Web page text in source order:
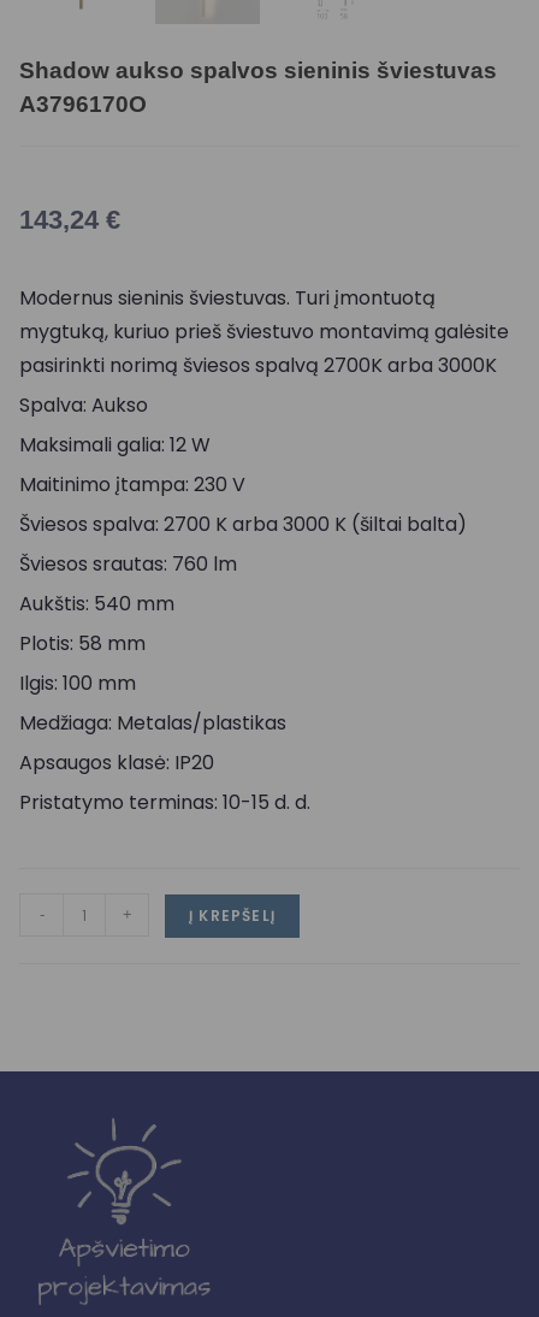
Shadow aukso spalvos sieninis šviestuvas
A3796170O
143,24 €
Modernus sieninis šviestuvas. Turi įmontuotą
mygtuką, kuriuo prieš šviestuvo montavimą galėsite
pasirinkti norimą šviesos spalvą 2700K arba 3000K
Spalva: Aukso
Maksimali galia: 12 W
Maitinimo įtampa: 230 V
Šviesos spalva: 2700 K arba 3000 K (šiltai balta)
Šviesos srautas: 760 lm
Aukštis: 540 mm
Plotis: 58 mm
Ilgis: 100 mm
Medžiaga: Metalas/plastikas
Apsaugos klasė: IP20
Pristatymo terminas: 10-15 d. d.
- + Į KREPŠELĮ